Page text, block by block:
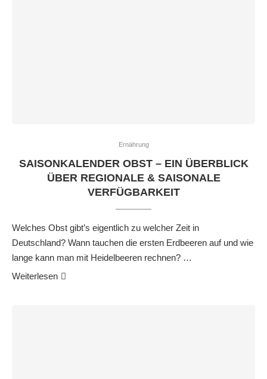
Ernährung
SAISONKALENDER OBST – EIN ÜBERBLICK
ÜBER REGIONALE & SAISONALE
VERFÜGBARKEIT
Welches Obst gibt’s eigentlich zu welcher Zeit in
Deutschland? Wann tauchen die ersten Erdbeeren auf und wie
lange kann man mit Heidelbeeren rechnen? …
Weiterlesen